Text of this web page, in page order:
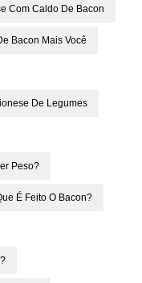
Com Caldo De Bacon
Bacon Mais Você
De Legumes
Peso?
É Feito O Bacon?